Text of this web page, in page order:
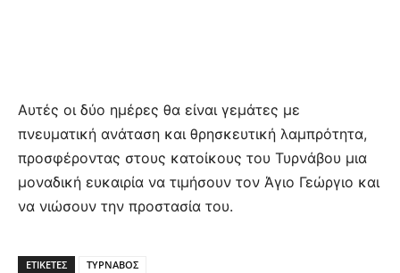
Αυτές οι δύο ημέρες θα είναι γεμάτες με
πνευματική ανάταση και θρησκευτική λαμπρότητα,
προσφέροντας στους κατοίκους του Τυρνάβου μια
μοναδική ευκαιρία να τιμήσουν τον Άγιο Γεώργιο και
να νιώσουν την προστασία του.
ΕΤΙΚΕΤΕΣ ΤΥΡΝΑΒΟΣ